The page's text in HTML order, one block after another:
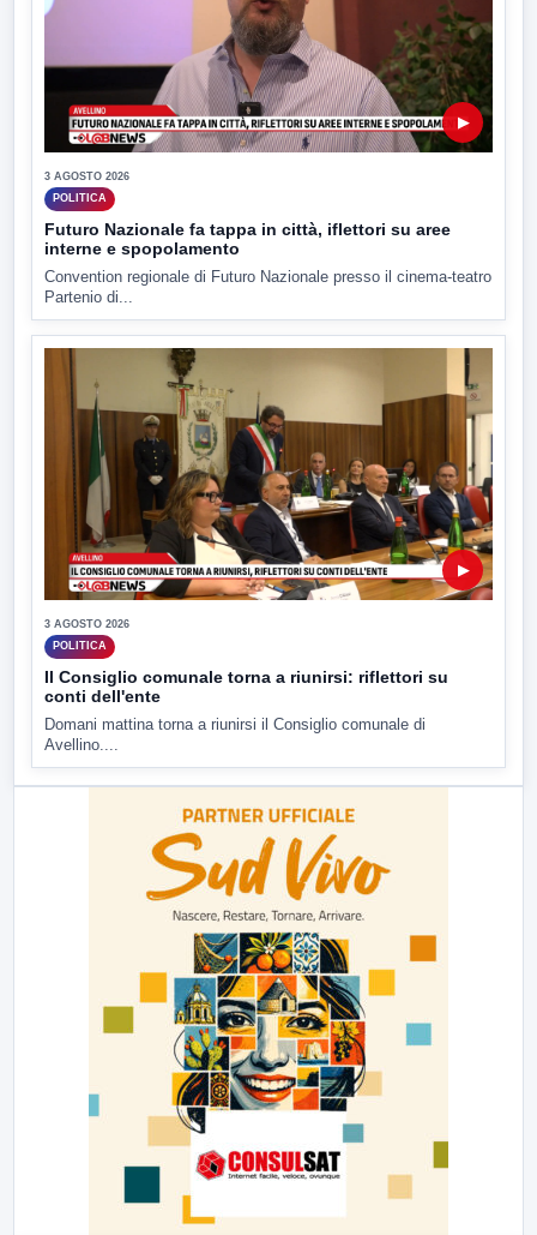
▶
3 AGOSTO 2026
POLITICA
Futuro Nazionale fa tappa in città, iflettori su aree
interne e spopolamento
Convention regionale di Futuro Nazionale presso il cinema-teatro
Partenio di...
▶
3 AGOSTO 2026
POLITICA
Il Consiglio comunale torna a riunirsi: riflettori su
conti dell'ente
Domani mattina torna a riunirsi il Consiglio comunale di
Avellino....